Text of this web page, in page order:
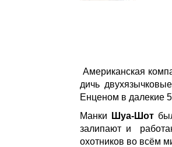
Американская
дичь
Енценом в далекие
Манки
Шуа-Шот
залипают и
охотников во всём